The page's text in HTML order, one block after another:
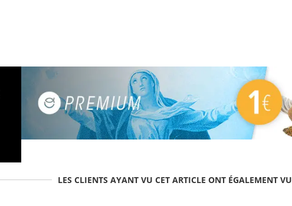
LES CLIENTS AYANT VU CET ARTICLE ONT ÉGALEMENT VU